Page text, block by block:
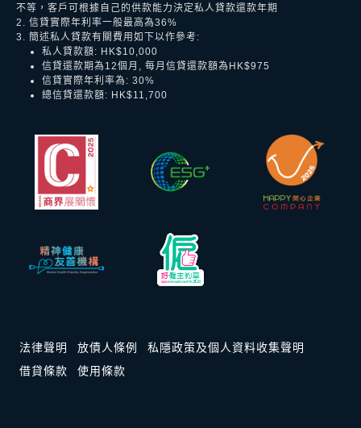
不等，客戶可根據自己的供款能力決定私人貸款還款年期
2. 信貸實際年利率一般最高為36%
3. 簡述私人貸款有關費用如下以作參考:
私人貸款額: HK$10,000
信貸還款期為12個月, 每月信貸還款額為HK$975
信貸實際年利率為: 30%
總信貸還款額: HK$11,700
法律聲明 放債人條例
私隱政策及個人資料收集聲明
借貸條款
使用條款